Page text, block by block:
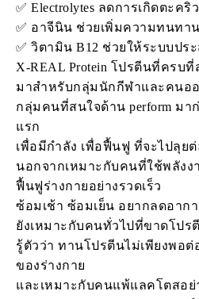
✅ Electrolytes ลดการเกิดตะคริ
✅ อาจีนิน ช่วยเพิ่มความทนทา
✅ วิตามิน B12 ช่วยให้ระบบปร
X-REAL Protein โปรตีนที่ครบ
มาสำหรับกลุ่มนักกีฬาและคนอ
กลุ่มคนที่สนใจด้าน perform มา
แรก
เพื่อมีกำลัง เพื่อฟื้นฟู ที่จะไปลุยต่
นอกจากเหมาะกับคนที่ใช้พลังง
ฟื้นฟูร่างกายอย่างรวดเร็ว
ซ้อมเช้า ซ้อมเย็น อยากลดอาก
ยังเหมาะกับคนทั่วไปที่ขาดโปร
รู้ตัวว่า ทานโปรตีนไม่เพียงพอต่
ของร่างกาย
และเหมาะกับคนแพ้แลคโตสอย่